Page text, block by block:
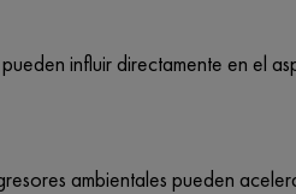
influir directamente en el
ambientales pueden